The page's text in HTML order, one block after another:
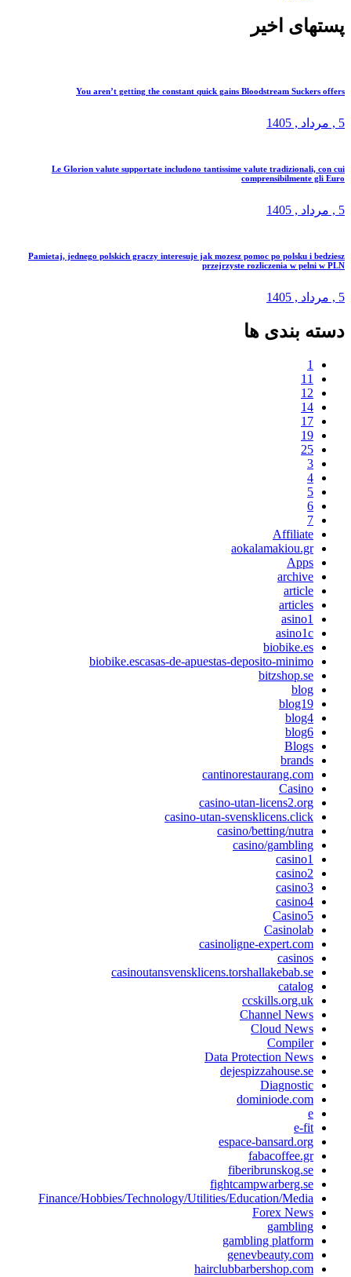
پستهای اخیر
You aren’t getting the constant quick gains Bloodstream Suckers offers
5 , مرداد , 1405
Le Glorion valute supportate includono tantissime valute tradizionali, con cui
comprensibilmente gli Euro
5 , مرداد , 1405
Pamietaj, jednego polskich graczy interesuje jak mozesz pomoc po polsku i bedziesz
przejrzyste rozliczenia w pelni w PLN
5 , مرداد , 1405
دسته بندی ها
1
11
12
14
17
19
25
3
4
5
6
7
Affiliate
aokalamakiou.gr
Apps
archive
article
articles
asino1
asino1c
biobike.es
biobike.escasas-de-apuestas-deposito-minimo
bitzshop.se
blog
blog19
blog4
blog6
Blogs
brands
cantinorestaurang.com
Casino
casino-utan-licens2.org
casino-utan-svensklicens.click
casino/betting/nutra
casino/gambling
casino1
casino2
casino3
casino4
Casino5
Casinolab
casinoligne-expert.com
casinos
casinoutansvensklicens.torshallakebab.se
catalog
ccskills.org.uk
Channel News
Cloud News
Compiler
Data Protection News
dejespizzahouse.se
Diagnostic
dominiode.com
e
e-fit
espace-bansard.org
fabacoffee.gr
fiberibrunskog.se
fightcampwarberg.se
Finance/Hobbies/Technology/Utilities/Education/Media
Forex News
gambling
gambling platform
genevbeauty.com
hairclubbarbershop.com